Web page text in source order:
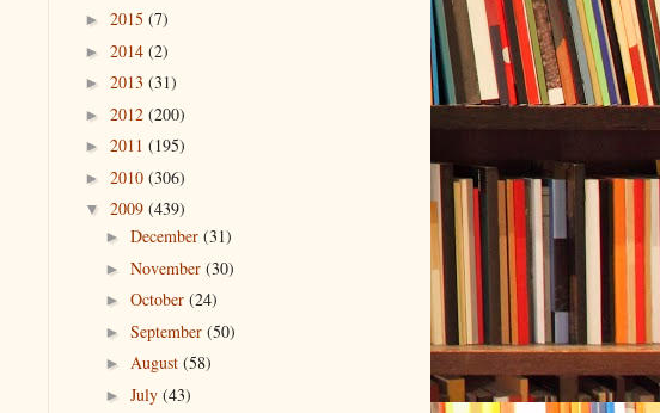
► 2015 (7)
► 2014 (2)
► 2013 (31)
► 2012 (200)
► 2011 (195)
► 2010 (306)
▼ 2009 (439)
► December (31)
► November (30)
► October (24)
► September (50)
► August (58)
► July (43)